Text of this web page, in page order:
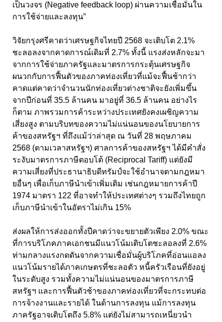
เป็นวงจร (Negative feedback loop) ผ่านความเชื่อมั่นใน
การใช้จ่ายและลงทุน”
วิจัยกรุงศรีคาดว่าเศรษฐกิจไทยปี 2568 จะเติบโต 2.1%
ชะลอลงจากคาดการณ์เดิมที่ 2.7% ทั้งนี้ แรงส่งหลักจะมา
จากการใช้จ่ายภาครัฐและมาตรการกระตุ้นเศรษฐกิจ
ผนวกกับการฟื้นตัวของภาคท่องเที่ยวที่แม้จะฟื้นช้ากว่า
คาดแต่คาดว่าจำนวนนักท่องเที่ยวต่างชาติจะยังเพิ่มขึ้น
จากปีก่อนที่ 35.5 ล้านคน มาอยู่ที่ 36.5 ล้านคน อย่างไร
ก็ตาม ภาพรวมการค้าระหว่างประเทศยังคงเผชิญความ
เสี่ยงสูง ตามบริบทของความไม่แน่นอนของนโยบายการ
ค้าของสหรัฐฯ ที่ถึงแม้ว่าล่าสุด ณ วันที่ 28 พฤษภาคม
2568 (ตามเวลาสหรัฐฯ) ศาลการค้าของสหรัฐฯ ได้มีคำสั่ง
ระงับมาตรการภาษีตอบโต้ (Reciprocal Tariff) แต่ยังมี
ความเสี่ยงที่ประธานาธิบดีทรัมป์จะใช้อำนาจตามกฎหมา
ยอื่นๆ เพื่อเก็บภาษีนำเข้าเพิ่มเติม เช่นกฎหมายการค้าปี
1974 มาตรา 122 ที่อาจทำให้ประเทศต่างๆ รวมถึงไทยถูก
เก็บภาษีนำเข้าในอัตราไม่เกิน 15%
ส่งผลให้การส่งออกทั้งปีคาดว่าจะขยายตัวเพียง 2.0% ขณะ
ที่การบริโภคภาคเอกชนมีแนวโน้มเติบโตชะลอลงที่ 2.6%
ท่ามกลางแรงกดดันจากความเชื่อมั่นผู้บริโภคที่อ่อนแอลง
แนวโน้มรายได้ภาคเกษตรที่ชะลอตัว หนี้ครัวเรือนที่ยังอยู่
ในระดับสูง รวมทั้งความไม่แน่นอนของมาตรการภาษี
สหรัฐฯ และการฟื้นตัวช้าของภาคท่องเที่ยวที่จะกระทบต่อ
การจ้างงานและรายได้ ในด้านการลงทุน แม้การลงทุน
ภาครัฐอาจเติบโตถึง 5.8% แต่ยังไม่สามารถเหนี่ยวนำ